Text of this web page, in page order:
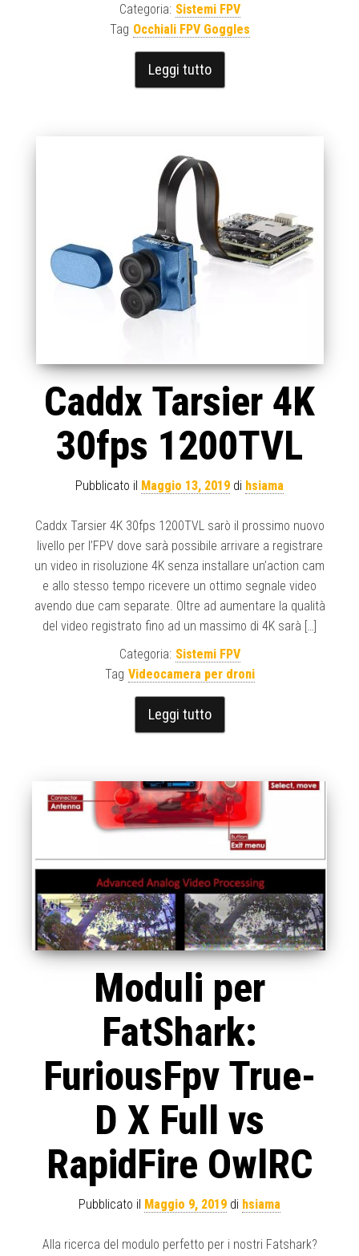
Categoria: Sistemi FPV
Tag Occhiali FPV Goggles
Leggi tutto
Caddx Tarsier 4K
30fps 1200TVL
Pubblicato il Maggio 13, 2019 di hsiama
Caddx Tarsier 4K 30fps 1200TVL sarò il prossimo nuovo
livello per l’FPV dove sarà possibile arrivare a registrare
un video in risoluzione 4K senza installare un’action cam
e allo stesso tempo ricevere un ottimo segnale video
avendo due cam separate. Oltre ad aumentare la qualità
del video registrato fino ad un massimo di 4K sarà […]
Categoria: Sistemi FPV
Tag Videocamera per droni
Leggi tutto
Moduli per
FatShark:
FuriousFpv True-
D X Full vs
RapidFire OwlRC
Pubblicato il Maggio 9, 2019 di hsiama
Alla ricerca del modulo perfetto per i nostri Fatshark?